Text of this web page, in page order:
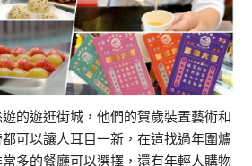
的遊逛街城，他們的賀歲裝置藝術和
可以讓人耳目一新，在這找過年圍爐
多的餐廳可以選擇，還有年輕人購物